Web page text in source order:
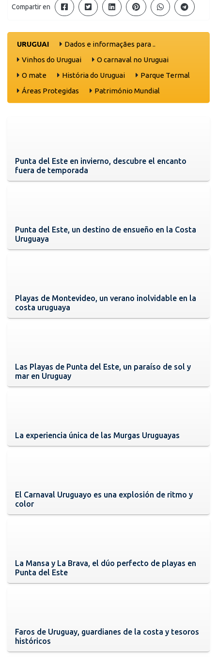
Compartir en
URUGUAI
Dados e informaçães para ..
Vinhos do Uruguai
O carnaval no Uruguai
O mate
História do Uruguai
Parque Termal
Áreas Protegidas
Património Mundial
Punta del Este en invierno, descubre el encanto
fuera de temporada
Punta del Este, un destino de ensueño en la Costa
Uruguaya
Playas de Montevideo, un verano inolvidable en la
costa uruguaya
Las Playas de Punta del Este, un paraíso de sol y
mar en Uruguay
La experiencia única de las Murgas Uruguayas
El Carnaval Uruguayo es una explosión de ritmo y
color
La Mansa y La Brava, el dúo perfecto de playas en
Punta del Este
Faros de Uruguay, guardianes de la costa y tesoros
históricos